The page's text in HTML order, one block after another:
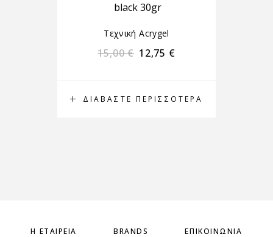
ΔΙΑΒΆΣΤΕ ΠΕΡΙΣΣΌΤΕΡΑ
black 30gr
Τεχνική Αcrygel
15,00€ 12,75 €
Η ΕΤΑΙΡΕΊΑ BRANDS ΕΠΙΚΟΙΝΩΝΊΑ